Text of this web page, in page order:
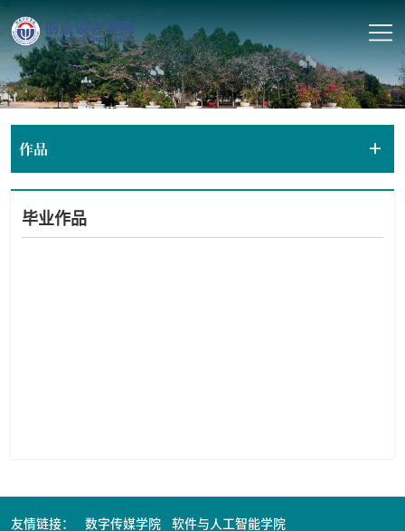
作品
毕业作品
友情链接： 数字传媒学院
软件与人工智能学院